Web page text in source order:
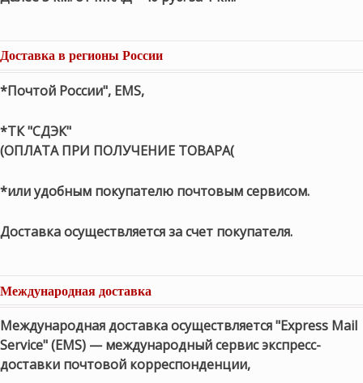
Доставка в регионы России
*Почтой России", EMS,
*ТК "СДЭК"
(ОПЛАТА ПРИ ПОЛУЧЕНИЕ ТОВАРА(
*или удобным покупателю почтовым сервисом.
Доставка осуществляется за счет покупателя.
Международная доставка
Международная доставка осуществляется "Express Mail
Service" (EMS) — международный сервис экспресс-
доставки почтовой корреспонденции,